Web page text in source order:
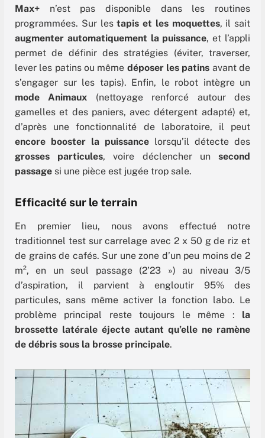
Max+ n’est pas disponible dans les routines
programmées. Sur lestapis et les moquettes, il sait
augmenter automatiquement la puissance, et l’appli
permet de définir des stratégies (éviter, traverser,
lever les patins ou même déposer les patins avant de
s’engager sur les tapis). Enfin, le robot intègre un
mode Animaux (nettoyage renforcé autour des
gamelles et des paniers, avec détergent adapté) et,
d’après une fonctionnalité de laboratoire, il peut
encore booster la puissance lorsqu’il détecte des
grosses particules, voire déclencher unsecond
passage si une pièce est jugée trop sale.
Efficacité sur le terrain
En premier lieu, nous avons effectué notre
traditionnel test sur carrelage avec 2 x 50 g de riz et
de grains de cafés. Sur une zone d’un peu moins de 2
m², en un seul passage (2’23 ») au niveau 3/5
d’aspiration, il parvient à engloutir 95% des
particules, sans même activer la fonction labo. Le
problème principal reste toujours le même : la
brossette latérale éjecte autant qu’elle ne ramène
de débris sous la brosse principale.